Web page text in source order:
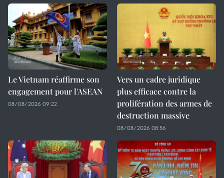
Le Vietnam réaffirme son
engagement pour l'ASEAN
08/08/2026 09:22
Vers un cadre juridique
plus efficace contre la
prolifération des armes de
destruction massive
08/08/2026 08:56